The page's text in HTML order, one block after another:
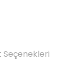
Seçenekleri